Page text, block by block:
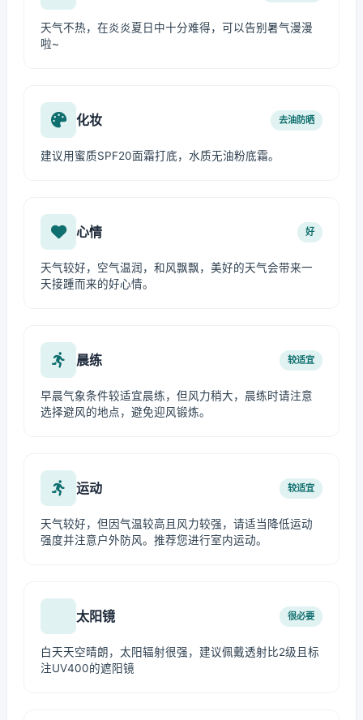
天气不热，在炎炎夏日中十分难得，可以告别暑气漫漫
啦~
化妆 去油防晒
建议用蜜质SPF20面霜打底，水质无油粉底霜。
心情 好
天气较好，空气温润，和风飘飘，美好的天气会带来一
天接踵而来的好心情。
晨练 较适宜
早晨气象条件较适宜晨练，但风力稍大，晨练时请注意
选择避风的地点，避免迎风锻炼。
运动 较适宜
天气较好，但因气温较高且风力较强，请适当降低运动
强度并注意户外防风。推荐您进行室内运动。
太阳镜 很必要
白天天空晴朗，太阳辐射很强，建议佩戴透射比2级且标
注UV400的遮阳镜